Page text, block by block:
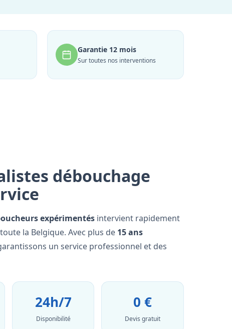
Garantie 12 mois
Sur toutes nos interventions
débouchage
expérimentés intervient rapidement
la Belgique. Avec plus de 15 ans
un service professionnel et des
24h/7
Disponibilité
0 €
Devis gratuit